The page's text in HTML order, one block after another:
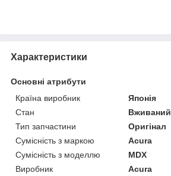
Характеристики
Основні атрибути
Країна виробник
Японія
Стан
Вживаний
Тип запчастини
Оригінал
Сумісність з маркою
Acura
Сумісність з моделлю
MDX
Виробник
Acura